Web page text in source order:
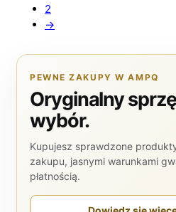
2
→
PEWNE ZAKUPY W AMPQ
Oryginalny
wybór.
Kupujesz sprawdzone
zakupu, jasnymi warunkami
płatnością.